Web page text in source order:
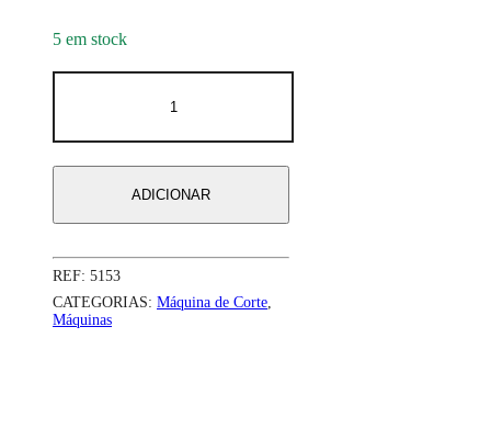
5 em stock
ADICIONAR
REF: 5153
CATEGORIAS: Máquina de Corte
Máquinas